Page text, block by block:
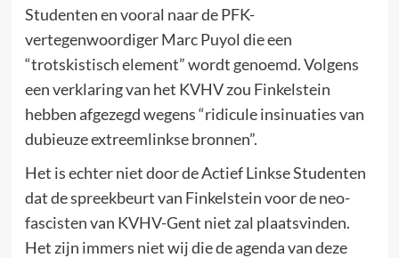
Studenten en vooral naar de PFK-
vertegenwoordiger Marc Puyol die een
“trotskistisch element” wordt genoemd. Volgens
een verklaring van het KVHV zou Finkelstein
hebben afgezegd wegens “ridicule insinuaties van
dubieuze extreemlinkse bronnen”.
Het is echter niet door de Actief Linkse Studenten
dat de spreekbeurt van Finkelstein voor de neo-
fascisten van KVHV-Gent niet zal plaatsvinden.
Het zijn immers niet wij die de agenda van deze